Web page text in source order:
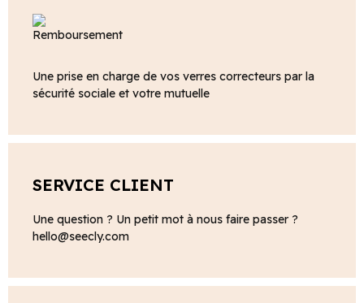
Une prise en charge de vos verres correcteurs par la
sécurité sociale et votre mutuelle
SERVICE CLIENT
Une question ? Un petit mot à nous faire passer ?
hello@seecly.com